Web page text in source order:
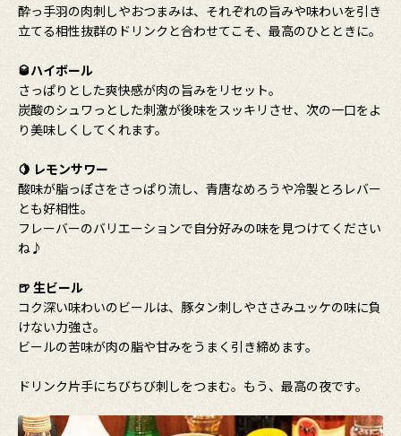
酔っ手羽の肉刺しやおつまみは、それぞれの旨みや味わいを引き
立てる相性抜群のドリンクと合わせてこそ、最高のひとときに。
🥃ハイボール
さっぱりとした爽快感が肉の旨みをリセット。
炭酸のシュワっとした刺激が後味をスッキリさせ、次の一口をよ
り美味しくしてくれます。
🍋 レモンサワー
酸味が脂っぽさをさっぱり流し、青唐なめろうや冷製とろレバー
とも好相性。
フレーバーのバリエーションで自分好みの味を見つけてください
ね♪
🍺 生ビール
コク深い味わいのビールは、豚タン刺しやささみユッケの味に負
けない力強さ。
ビールの苦味が肉の脂や甘みをうまく引き締めます。
ドリンク片手にちびちび刺しをつまむ。もう、最高の夜です。